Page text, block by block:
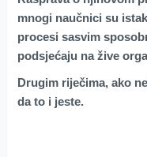
mnogi naučnici su
procesi sasvim
podsjećaju na žive
Drugim riječima, ako
da to i jeste.